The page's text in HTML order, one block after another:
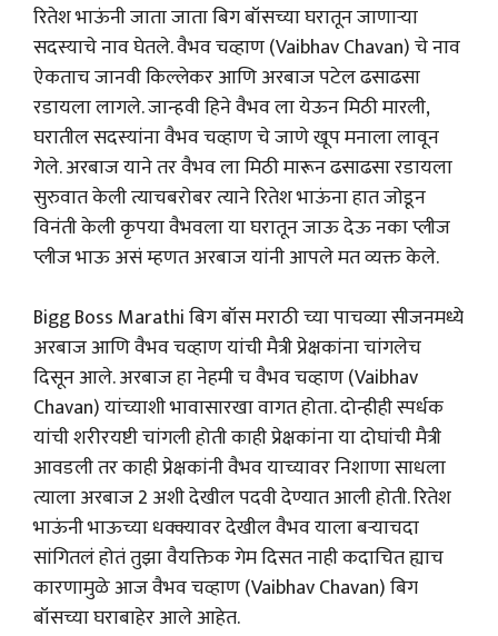
रितेश भाऊंनी जाता जाता बिग बॉसच्या घरातून जाणाऱ्या
सदस्याचे नाव घेतले. वैभव चव्हाण (Vaibhav Chavan) चे नाव
ऐकताच जानवी किल्लेकर आणि अरबाज पटेल ढसाढसा
रडायला लागले. जान्हवी हिने वैभव ला येऊन मिठी मारली,
घरातील सदस्यांना वैभव चव्हाण चे जाणे खूप मनाला लावून
गेले. अरबाज याने तर वैभव ला मिठी मारून ढसाढसा रडायला
सुरुवात केली त्याचबरोबर त्याने रितेश भाऊंना हात जोडून
विनंती केली कृपया वैभवला या घरातून जाऊ देऊ नका प्लीज
प्लीज भाऊ असं म्हणत अरबाज यांनी आपले मत व्यक्त केले.
Bigg Boss Marathi बिग बॉस मराठी च्या पाचव्या सीजनमध्ये
अरबाज आणि वैभव चव्हाण यांची मैत्री प्रेक्षकांना चांगलेच
दिसून आले. अरबाज हा नेहमी च वैभव चव्हाण (Vaibhav
Chavan) यांच्याशी भावासारखा वागत होता. दोन्हीही स्पर्धक
यांची शरीरयष्टी चांगली होती काही प्रेक्षकांना या दोघांची मैत्री
आवडली तर काही प्रेक्षकांनी वैभव याच्यावर निशाणा साधला
त्याला अरबाज 2 अशी देखील पदवी देण्यात आली होती. रितेश
भाऊंनी भाऊच्या धक्क्यावर देखील वैभव याला बऱ्याचदा
सांगितलं होतं तुझा वैयक्तिक गेम दिसत नाही कदाचित ह्याच
कारणामुळे आज वैभव चव्हाण (Vaibhav Chavan) बिग
बॉसच्या घराबाहेर आले आहेत.